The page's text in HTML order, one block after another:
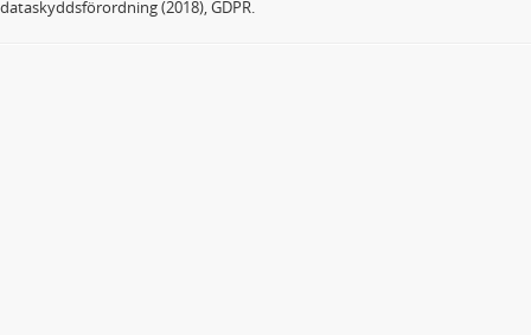
dataskyddsförordning (2018), GDPR.